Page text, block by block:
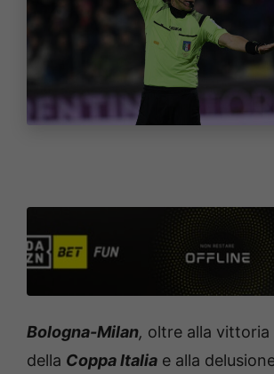
Bologna-Milan, oltre alla vittoria
della Coppa Italia e alla